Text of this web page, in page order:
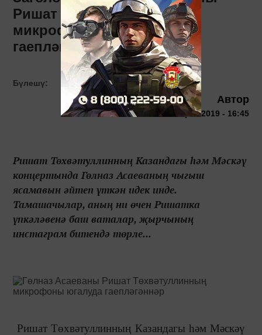
Ришат Төхвәтуллинның
микрофоны югалуда
гаепләгәннәр
Бүлешү:
Автор
10 марта 2019 - 16:45
Ришат Төхвәтуллинның Казандагы һәм Мәскәү
концертында Гөлназ Асаеваның чыгыш
ясамавын әйтеп үткән идек инде.
Тамашачылар, аның ни өчен Ришатка
үпкәләвенә баш ваталар, җырчының
инстаграм битендә төрле...
Ришат Төхвәтуллинның Казандагы һәм Мәскәү